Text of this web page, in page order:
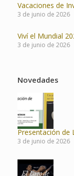
Vacaciones de
3 de junio de 2026
Viví el Mundial
3 de junio de 2026
Novedades
Presentación de
3 de junio de 2026